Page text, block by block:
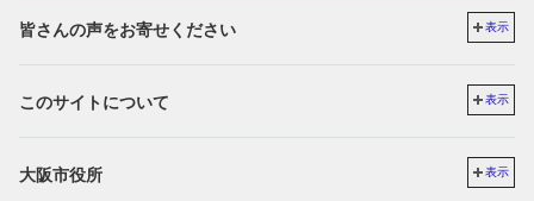
皆さんの声をお寄せください 表示
このサイトについて 表示
大阪市役所 表示